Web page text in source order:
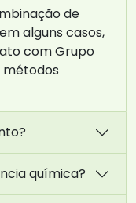
de
alguns casos,
com Grupo
métodos
química?